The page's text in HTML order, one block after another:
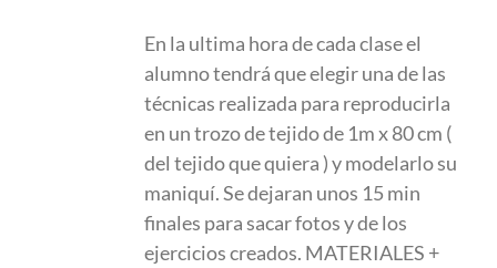
En la ultima hora de cada clase el
alumno tendrá que elegir una de las
técnicas realizada para reproducirla
en un trozo de tejido de 1m x 80 cm (
del tejido que quiera ) y modelarlo su
maniquí. Se dejaran unos 15 min
finales para sacar fotos y de los
ejercicios creados. MATERIALES +